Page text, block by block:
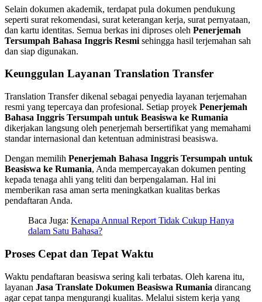
Selain dokumen akademik, terdapat pula dokumen pendukung
seperti surat rekomendasi, surat keterangan kerja, surat pernyataan,
dan kartu identitas. Semua berkas ini diproses oleh Penerjemah
Tersumpah Bahasa Inggris Resmi sehingga hasil terjemahan sah
dan siap digunakan.
Keunggulan Layanan Translation Transfer
Translation Transfer dikenal sebagai penyedia layanan terjemahan
resmi yang tepercaya dan profesional. Setiap proyek Penerjemah
Bahasa Inggris Tersumpah untuk Beasiswa ke Rumania
dikerjakan langsung oleh penerjemah bersertifikat yang memahami
standar internasional dan ketentuan administrasi beasiswa.
Dengan memilih Penerjemah Bahasa Inggris Tersumpah untuk
Beasiswa ke Rumania, Anda mempercayakan dokumen penting
kepada tenaga ahli yang teliti dan berpengalaman. Hal ini
memberikan rasa aman serta meningkatkan kualitas berkas
pendaftaran Anda.
Baca Juga: Kenapa Annual Report Tidak Cukup Hanya
dalam Satu Bahasa?
Proses Cepat dan Tepat Waktu
Waktu pendaftaran beasiswa sering kali terbatas. Oleh karena itu,
layanan Jasa Translate Dokumen Beasiswa Rumania dirancang
agar cepat tanpa mengurangi kualitas. Melalui sistem kerja yang